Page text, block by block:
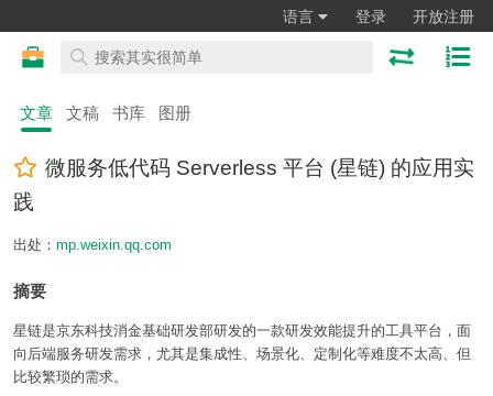
语言 登录 开放注册
文章 文稿 书库 图册
微服务低代码 Serverless 平台 (星链) 的应用实
践
出处： mp.weixin.qq.com
摘要
星链是京东科技消金基础研发部研发的一款研发效能提升的工具平台，面
向后端服务研发需求，尤其是集成性、场景化、定制化等难度不太高、但
比较繁琐的需求。